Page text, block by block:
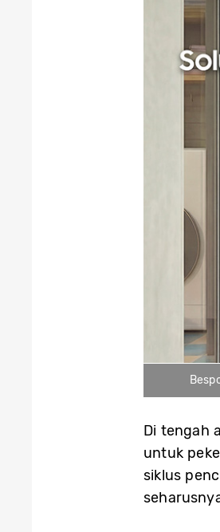
Di tengah
untuk
siklus